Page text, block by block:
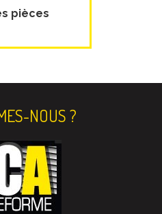
pièces
NOUS ?